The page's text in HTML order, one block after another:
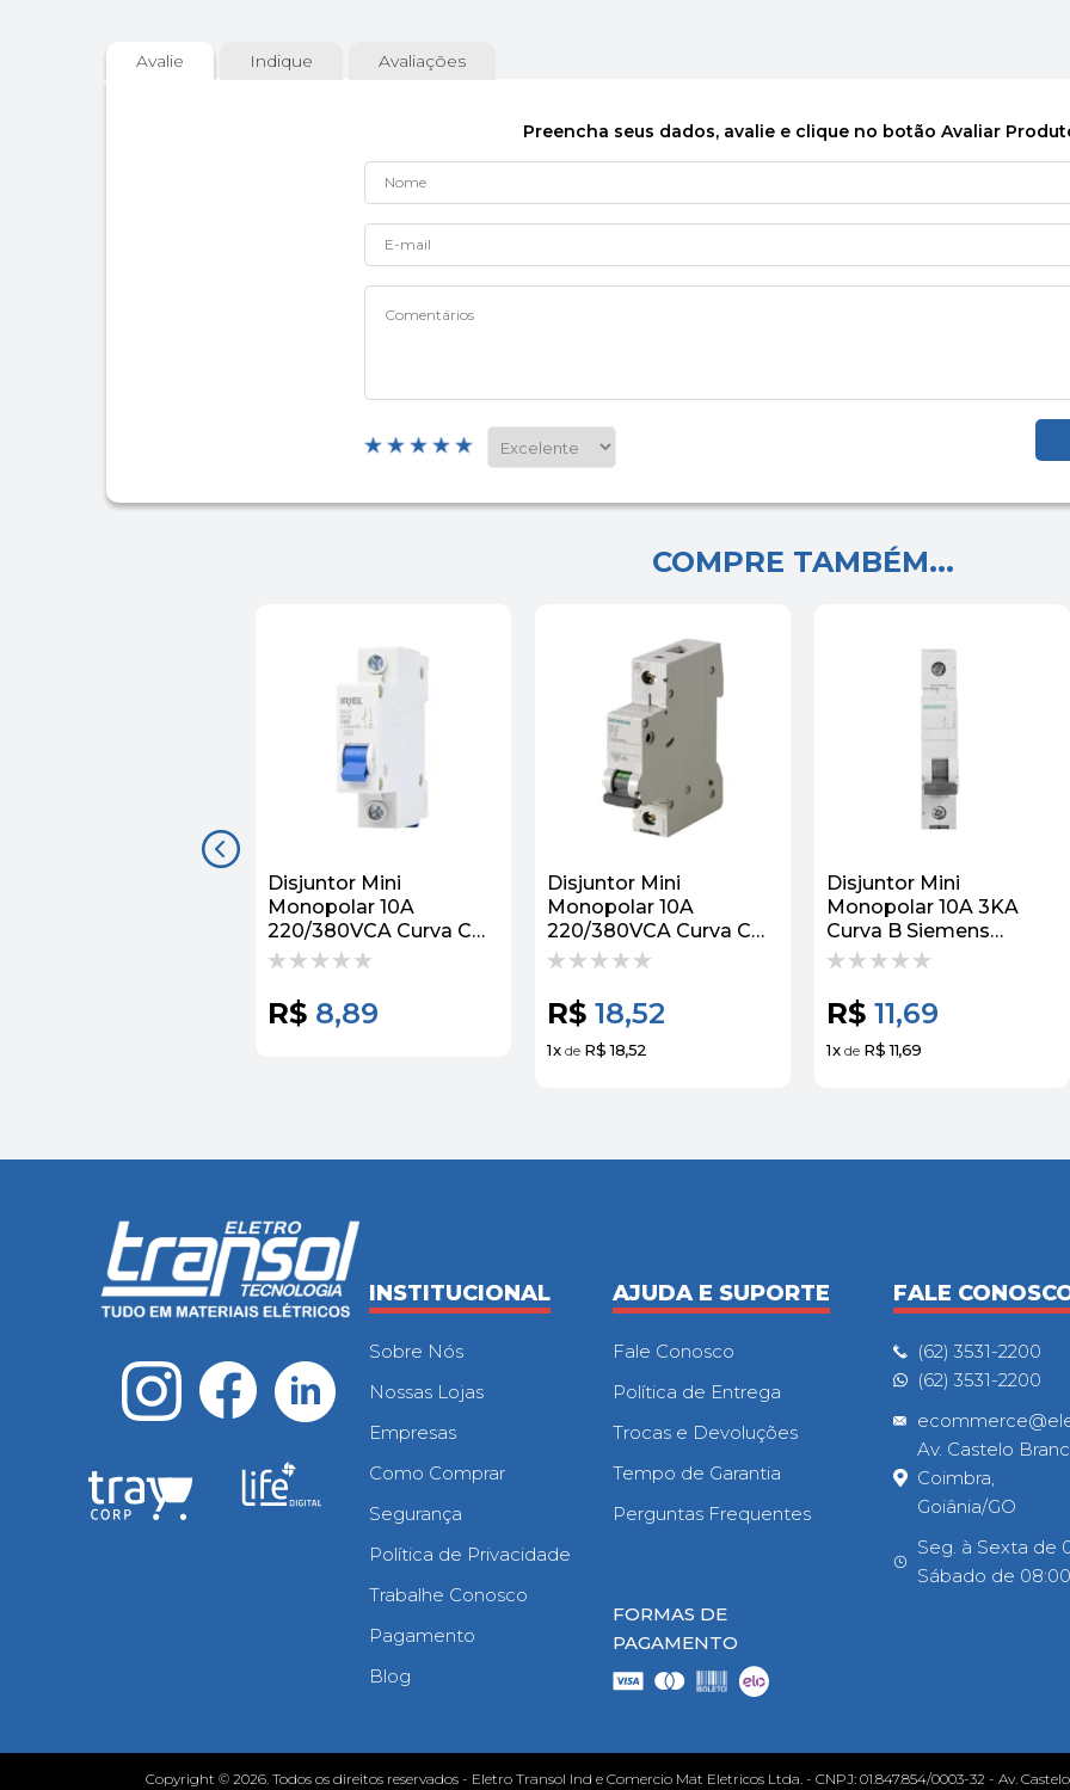
Avalie Indique Avaliações
Preencha seus dados, avalie e clique no botão Avaliar
COMPRE TAMBÉM...
Disjuntor Mini
Monopolar 10A
220/380VCA Curva C
3KA 5SJ11107MB
R$ 8,89
Disjuntor Mini
Monopolar 10A
220/380VCA Curva C
4,5KA 5Sl31107MB
R$ 18,52
1x de R$ 18,52
Disjuntor Mini
Monopolar 10A 3KA
Curva B Siemens
5Sl11106MB Siemens
R$ 11,69
1x de R$ 11,69
INSTITUCIONAL
Sobre Nós
Nossas Lojas
Empresas
Como Comprar
Segurança
Política de Privacidade
Trabalhe Conosco
Pagamento
Blog
AJUDA E SUPORTE
Fale Conosco
Política de Entrega
Trocas e Devoluções
Tempo de Garantia
Perguntas Frequentes
FORMAS DE
PAGAMENTO
FALE
(62) 3531-2200
(62) 3531-2200
Av. Castelo
Coimbra,
Goiânia/GO
Seg. à Sexta de
Sábado de
Copyright © 2026. Todos os direitos reservados - Eletro Transol Ind e Comercio Mat Eletricos Ltda. - CNPJ: 01.847.854/0003-32 - Av.